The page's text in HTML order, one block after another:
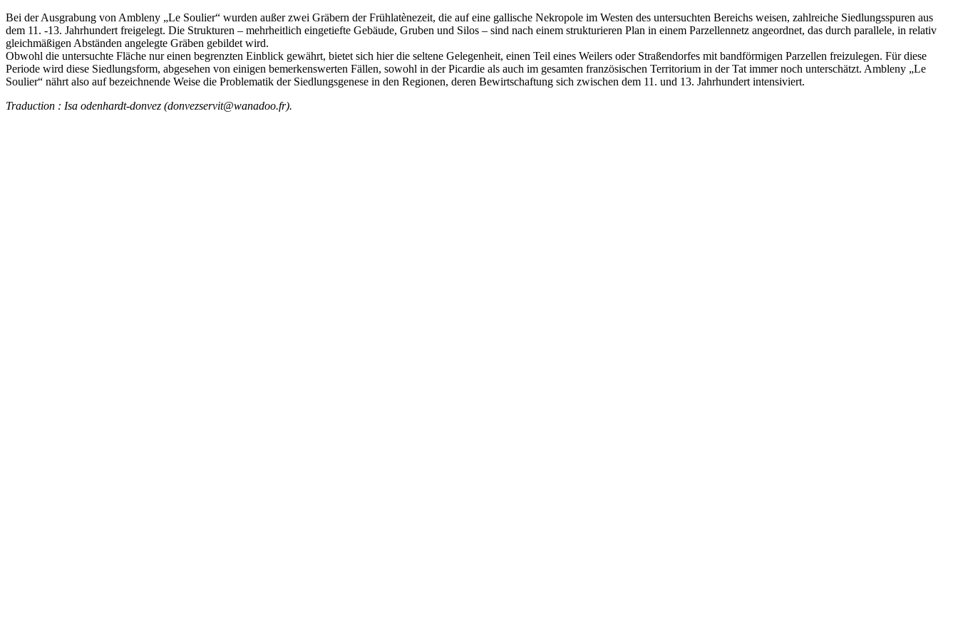
Bei der Ausgrabung von Ambleny „Le Soulier“ wurden außer zwei Gräbern der Frühlatènezeit, die auf eine gallische Nekropole im Westen des untersuchten Bereichs weisen, zahlreiche Siedlungsspuren aus
dem 11. -13. Jahrhundert freigelegt. Die Strukturen – mehrheitlich eingetiefte Gebäude, Gruben und Silos – sind nach einem strukturieren Plan in einem Parzellennetz angeordnet, das durch parallele, in relativ
gleichmäßigen Abständen angelegte Gräben gebildet wird.
Obwohl die untersuchte Fläche nur einen begrenzten Einblick gewährt, bietet sich hier die seltene Gelegenheit, einen Teil eines Weilers oder Straßendorfes mit bandförmigen Parzellen freizulegen. Für diese
Periode wird diese Siedlungsform, abgesehen von einigen bemerkenswerten Fällen, sowohl in der Picardie als auch im gesamten französischen Territorium in der Tat immer noch unterschätzt. Ambleny „Le
Soulier“ nährt also auf bezeichnende Weise die Problematik der Siedlungsgenese in den Regionen, deren Bewirtschaftung sich zwischen dem 11. und 13. Jahrhundert intensiviert.
Traduction : Isa odenhardt-donvez (donvezservit@wanadoo.fr).